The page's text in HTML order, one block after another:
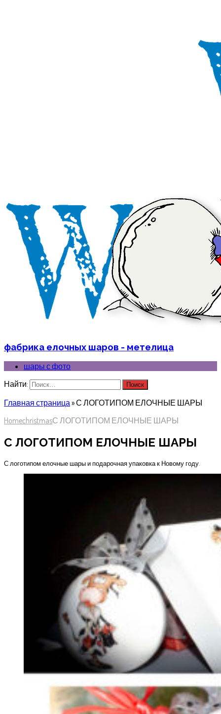
фабрика елочных шаров - метелица
шары с фото
Найти:
Главная страница»С ЛОГОТИПОМ ЕЛОЧНЫЕ ШАРЫ
HomechristmasС ЛОГОТИПОМ ЕЛОЧНЫЕ ШАРЫ
С ЛОГОТИПОМ ЕЛОЧНЫЕ ШАРЫ
С логотипом елочные шары и подарочная упаковка к Новому году.